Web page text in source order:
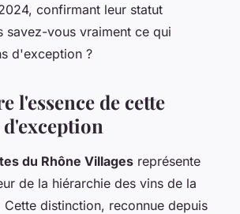
confirmant leur statut
savez-vous vraiment ce qui
d'exception ?
l'essence de cette
du Rhône Villages représente
de la hiérarchie des vins de la
Cette distinction, reconnue depuis